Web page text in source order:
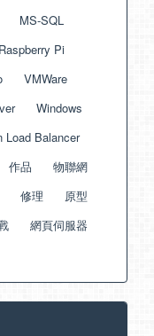
MS-SQL
Raspberry Pi
VMWare
Windows
Load Balancer
作品
物聯網
修理
原型
網頁伺服器